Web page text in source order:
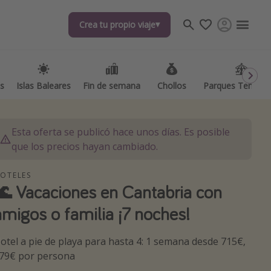
Crea tu propio viaje
Islas Baleares Fin de semana Chollos Parques
destinos
Esta oferta se publicó hace unos días. Es posible
que los precios hayan cambiado.
Vacaciones en Cantabria con
o familia ¡7 noches!
a pie de playa para hasta 4: 1 semana desde 715€,
por persona